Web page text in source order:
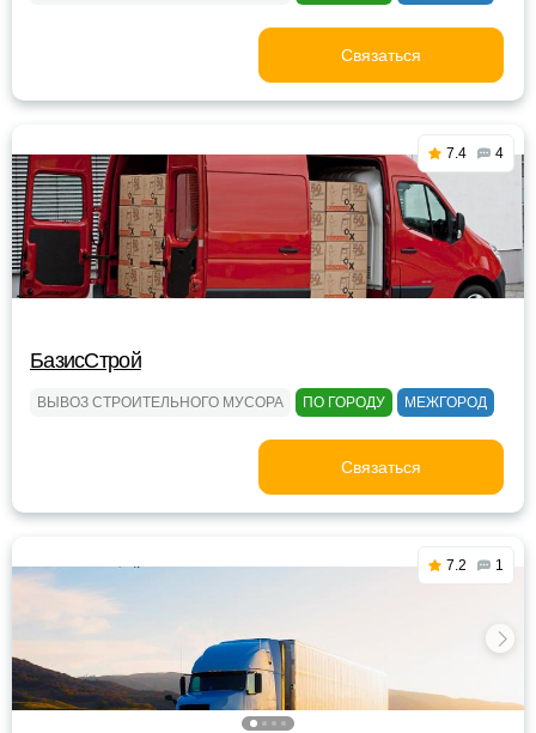
Связаться
7.4 4
БазисСтрой
ВЫВОЗ СТРОИТЕЛЬНОГО МУСОРА ПО ГОРОДУ МЕЖГОРОД
Связаться
7.2 1